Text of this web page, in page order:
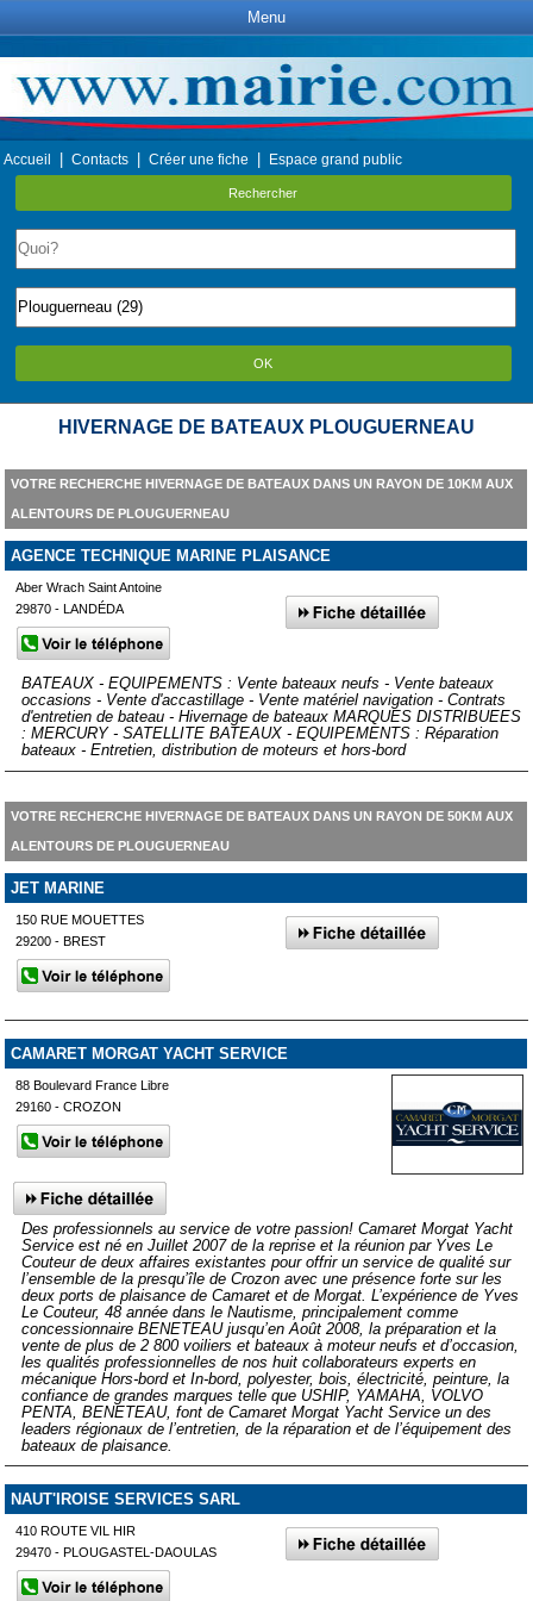
Menu
Accueil Contacts Créer une fiche Espace grand public
Rechercher
OK
HIVERNAGE DE BATEAUX PLOUGUERNEAU
VOTRE RECHERCHE HIVERNAGE DE BATEAUX DANS UN RAYON DE 10KM AUX
ALENTOURS DE PLOUGUERNEAU
AGENCE TECHNIQUE MARINE PLAISANCE
Aber Wrach Saint Antoine
29870 - LANDÉDA
BATEAUX - EQUIPEMENTS : Vente bateaux neufs - Vente bateaux
occasions - Vente d'accastillage - Vente matériel navigation - Contrats
d'entretien de bateau - Hivernage de bateaux MARQUES DISTRIBUEES
: MERCURY - SATELLITE BATEAUX - EQUIPEMENTS : Réparation
bateaux - Entretien, distribution de moteurs et hors-bord
VOTRE RECHERCHE HIVERNAGE DE BATEAUX DANS UN RAYON DE 50KM AUX
ALENTOURS DE PLOUGUERNEAU
JET MARINE
150 RUE MOUETTES
29200 - BREST
CAMARET MORGAT YACHT SERVICE
88 Boulevard France Libre
29160 - CROZON
Des professionnels au service de votre passion! Camaret Morgat Yacht
Service est né en Juillet 2007 de la reprise et la réunion par Yves Le
Couteur de deux affaires existantes pour offrir un service de qualité sur
l’ensemble de la presqu’île de Crozon avec une présence forte sur les
deux ports de plaisance de Camaret et de Morgat. L’expérience de Yves
Le Couteur, 48 année dans le Nautisme, principalement comme
concessionnaire BENETEAU jusqu’en Août 2008, la préparation et la
vente de plus de 2 800 voiliers et bateaux à moteur neufs et d’occasion,
les qualités professionnelles de nos huit collaborateurs experts en
mécanique Hors-bord et In-bord, polyester, bois, électricité, peinture, la
confiance de grandes marques telle que USHIP, YAMAHA, VOLVO
PENTA, BENETEAU, font de Camaret Morgat Yacht Service un des
leaders régionaux de l’entretien, de la réparation et de l’équipement des
bateaux de plaisance.
NAUT'IROISE SERVICES SARL
410 ROUTE VIL HIR
29470 - PLOUGASTEL-DAOULAS